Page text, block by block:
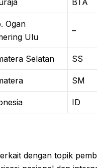
BTA
Ogan
Ulu
–
Selatan SS
SM
ID
dengan topik